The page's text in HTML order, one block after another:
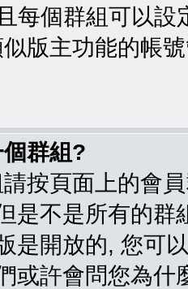
每個群組可以
版主功能的帳
群組?
按頁面上的會
是不是所有的
是開放的, 您可
或許會問您為